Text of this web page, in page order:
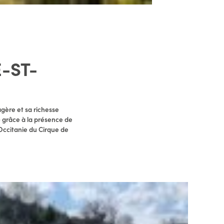
ST-
et sa richesse
à la présence de
du Cirque de